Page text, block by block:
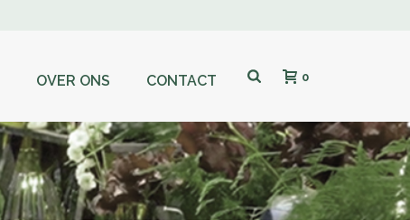
OVER ONS CONTACT 0